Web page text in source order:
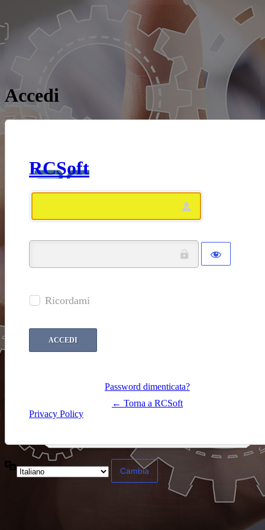
Accedi
RCSoft
Ricordami
Password dimenticata?
← Torna a RCSoft
Privacy Policy